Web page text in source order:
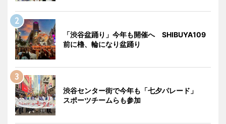
「渋谷盆踊り」今年も開催へ SHIBUYA109
前に櫓、輪になり盆踊り
渋谷センター街で今年も「七夕パレード」
スポーツチームらも参加